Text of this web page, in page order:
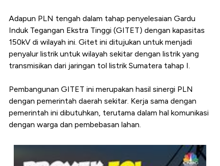
Adapun PLN tengah dalam tahap penyelesaian Gardu
Induk Tegangan Ekstra Tinggi (GITET) dengan kapasitas
150kV di wilayah ini. Gitet ini ditujukan untuk menjadi
penyalur listrik untuk wilayah sekitar dengan listrik yang
transmisikan dari jaringan tol listrik Sumatera tahap I.
Pembangunan GITET ini merupakan hasil sinergi PLN
dengan pemerintah daerah sekitar. Kerja sama dengan
pemerintah ini dibutuhkan, terutama dalam hal komunikasi
dengan warga dan pembebasan lahan.